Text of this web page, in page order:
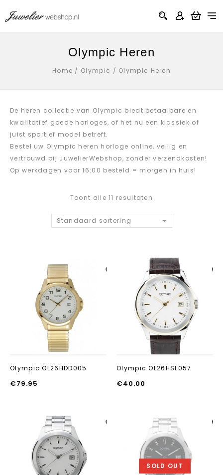
Olympic Heren
Home / Olympic / Olympic Heren
De heren collectie van Olympic biedt betaalbare en
kwalitatief goede horloges, of het nu een klassiek of
juist sportief model betreft.
Bestel uw Olympic heren horloge online, veilig en
vertrouwd bij JuwelierWebshop, zonder verzendkosten!
Op werkdagen voor 16:00 besteld = morgen in huis!
Toont alle 11 resultaten
Standaard sortering
Olympic OL26HDD005
€79.95
Olympic OL26HSL057
€40.00
SOLD OUT